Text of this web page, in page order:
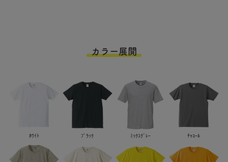
カラー展開
ﾎﾜｲﾄ ﾌﾞﾗｯｸ ﾐｯｸｽｸﾞﾚｰ ﾁｬｺｰﾙ